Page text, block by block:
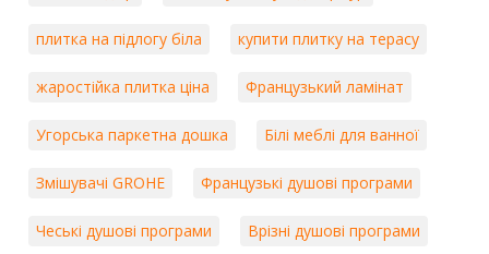
плитка на підлогу біла купити плитку на терасу
жаростійка плитка ціна Французький ламінат
Угорська паркетна дошка Білі меблі для ванної
Змішувачі GROHE Французькі душові програми
Чеські душові програми Врізні душові програми